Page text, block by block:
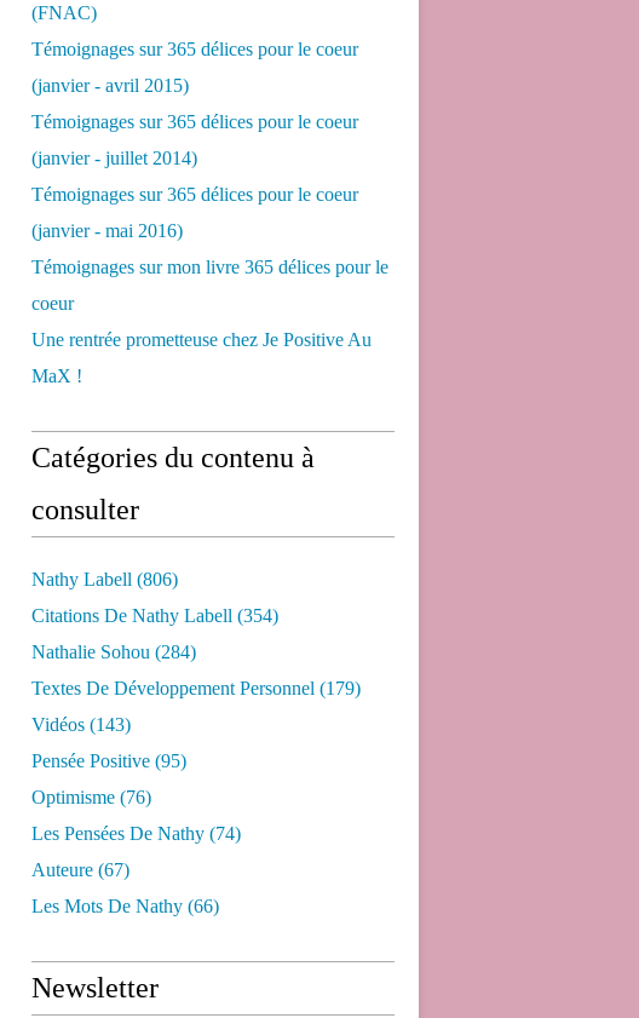
(FNAC)
Témoignages sur 365 délices pour le coeur
(janvier - avril 2015)
Témoignages sur 365 délices pour le coeur
(janvier - juillet 2014)
Témoignages sur 365 délices pour le coeur
(janvier - mai 2016)
Témoignages sur mon livre 365 délices pour le
coeur
Une rentrée prometteuse chez Je Positive Au
MaX !
Catégories du contenu à
consulter
Nathy Labell (806)
Citations De Nathy Labell (354)
Nathalie Sohou (284)
Textes De Développement Personnel (179)
Vidéos (143)
Pensée Positive (95)
Optimisme (76)
Les Pensées De Nathy (74)
Auteure (67)
Les Mots De Nathy (66)
Newsletter